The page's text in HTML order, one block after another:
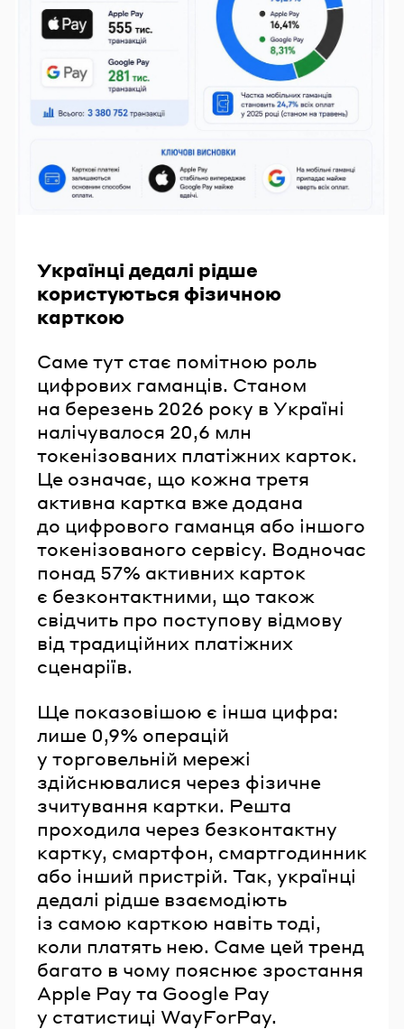
Українці дедалі рідше
користуються фізичною
карткою
Саме тут стає помітною роль
цифрових гаманців. Станом
на березень 2026 року в Україні
налічувалося 20,6 млн
токенізованих платіжних карток.
Це означає, що кожна третя
активна картка вже додана
до цифрового гаманця або іншого
токенізованого сервісу. Водночас
понад 57% активних карток
є безконтактними, що також
свідчить про поступову відмову
від традиційних платіжних
сценаріїв.
Ще показовішою є інша цифра:
лише 0,9% операцій
у торговельній мережі
здійснювалися через фізичне
зчитування картки. Решта
проходила через безконтактну
картку, смартфон, смартгодинник
або інший пристрій. Так, українці
дедалі рідше взаємодіють
із самою карткою навіть тоді,
коли платять нею. Саме цей тренд
багато в чому пояснює зростання
Apple Pay та Google Pay
у статистиці WayForPay.